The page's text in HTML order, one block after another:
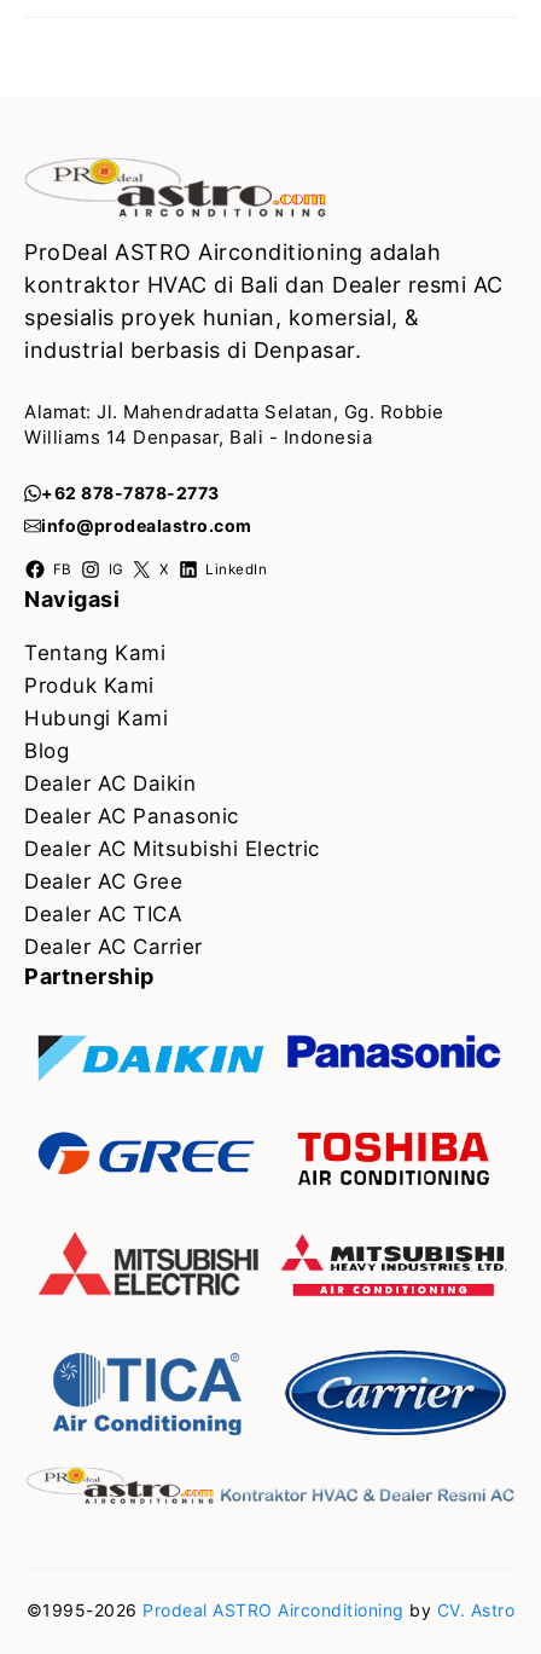
ProDeal ASTRO Airconditioning adalah
kontraktor HVAC di Bali dan Dealer resmi AC
spesialis proyek hunian, komersial, &
industrial berbasis di Denpasar.
Alamat: Jl. Mahendradatta Selatan, Gg. Robbie
Williams 14 Denpasar, Bali - Indonesia
+62 878-7878-2773
info@prodealastro.com
FB IG X LinkedIn
Navigasi
Tentang Kami
Produk Kami
Hubungi Kami
Blog
Dealer AC Daikin
Dealer AC Panasonic
Dealer AC Mitsubishi Electric
Dealer AC Gree
Dealer AC TICA
Dealer AC Carrier
Partnership
©1995-2026 Prodeal ASTRO Airconditioning by CV. Astro